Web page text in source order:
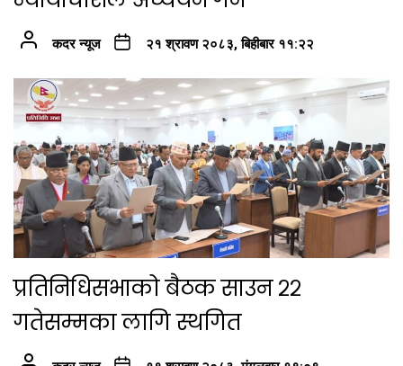
कदर न्यूज २१ श्रावण २०८३, बिहीबार ११:२२
प्रतिनिधिसभाको बैठक साउन २२
गतेसम्मका लागि स्थगित